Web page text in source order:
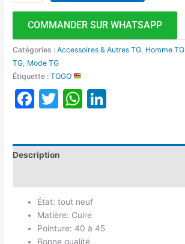
COMMANDER SUR WHATSAPP
Catégories :Accessoires & Autres TG Homme TG
TG Mode TG
Étiquette :TOGO
Facebook
TwitterWhatsApp
Description
État: tout neuf
Matière: Cuire
Pointure: 40 à 45
Bonne qualité